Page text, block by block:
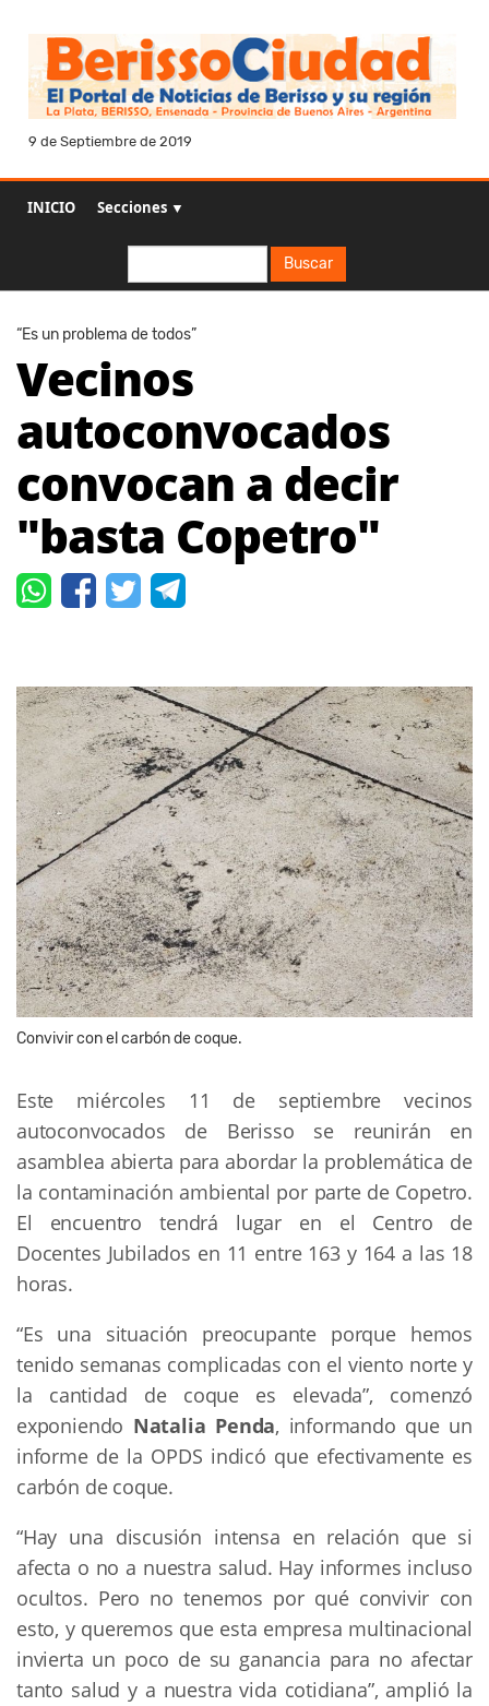
9 de Septiembre de 2019
INICIO Secciones ▼
Buscar
“Es un problema de todos”
Vecinos
autoconvocados
convocan a decir
"basta Copetro"
Convivir con el carbón de coque.
Este miércoles 11 de septiembre vecinos
autoconvocados de Berisso se reunirán en
asamblea abierta para abordar la problemática de
la contaminación ambiental por parte de Copetro.
El encuentro tendrá lugar en el Centro de
Docentes Jubilados en 11 entre 163 y 164 a las 18
horas.
“Es una situación preocupante porque hemos
tenido semanas complicadas con el viento norte y
la cantidad de coque es elevada”, comenzó
exponiendo Natalia Penda, informando que un
informe de la OPDS indicó que efectivamente es
carbón de coque.
“Hay una discusión intensa en relación que si
afecta o no a nuestra salud. Hay informes incluso
ocultos. Pero no tenemos por qué convivir con
esto, y queremos que esta empresa multinacional
invierta un poco de su ganancia para no afectar
tanto salud y a nuestra vida cotidiana”, amplió la